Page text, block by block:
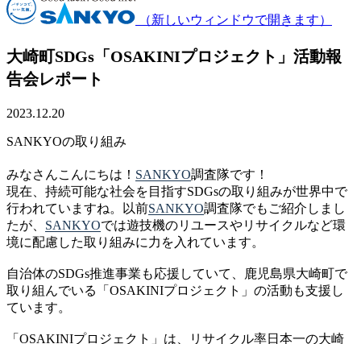
（新しいウィンドウで開きます）
大崎町SDGs「OSAKINIプロジェクト」活動報
告会レポート
2023.12.20
SANKYOの取り組み
みなさんこんにちは！ SANKYO調査隊です！
現在、持続可能な社会を目指すSDGsの取り組みが世界中で
行われていますね。以前SANKYO調査隊でもご紹介しまし
たが、 SANKYOでは遊技機のリユースやリサイクルなど環
境に配慮した取り組みに力を入れています。
自治体のSDGs推進事業も応援していて、鹿児島県大崎町で
取り組んでいる「OSAKINIプロジェクト」の活動も支援し
ています。
「OSAKINIプロジェクト」は、リサイクル率日本一の大崎